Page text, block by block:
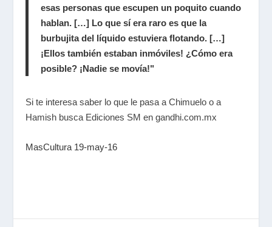
esas personas que escupen un poquito cuando
hablan. […] Lo que sí era raro es que la
burbujita del líquido estuviera flotando. […]
¡Ellos también estaban inmóviles! ¿Cómo era
posible? ¡Nadie se movía!"
Si te interesa saber lo que le pasa a Chimuelo o a
Hamish busca Ediciones SM en gandhi.com.mx
MasCultura 19-may-16